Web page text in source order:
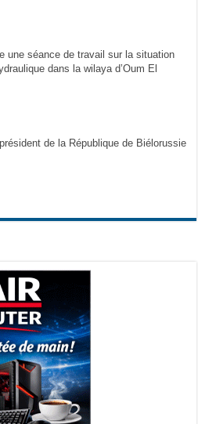
une séance de travail sur la situation
dans la wilaya d’Oum El
de la République de Biélorussie